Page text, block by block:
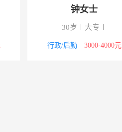
钟女士
30岁 大专
行政/后勤 3000-4000元